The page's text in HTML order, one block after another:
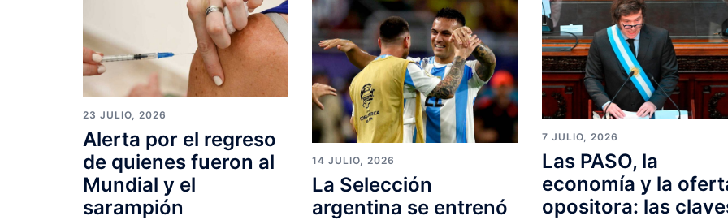
23 JULIO, 2026
Alerta por el regreso
de quienes fueron al
Mundial y el
sarampión
14 JULIO, 2026
La Selección
argentina se entrenó
7 JULIO, 2026
Las PASO, la
economía y la
opositora: las